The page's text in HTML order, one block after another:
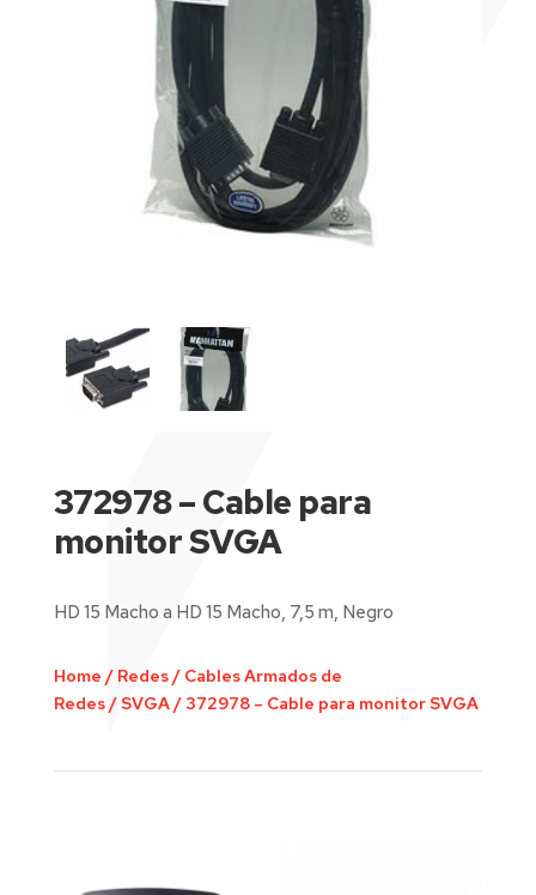
372978 – Cable para
monitor SVGA
HD 15 Macho a HD 15 Macho, 7,5 m, Negro
Home / Redes/ Cables Armados de
Redes/ SVGA/372978 – Cable para monitor SVGA